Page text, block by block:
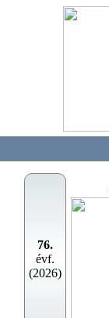
76.
évf.
(2026)